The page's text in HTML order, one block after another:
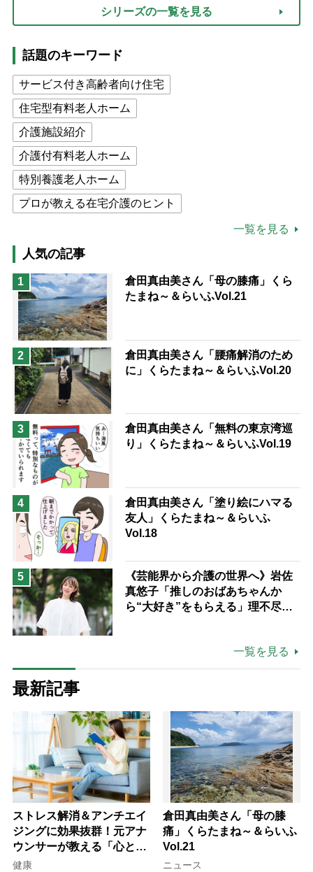
シリーズの一覧を見る
話題のキーワード
サービス付き高齢者向け住宅
住宅型有料老人ホーム
介護施設紹介
介護付有料老人ホーム
特別養護老人ホーム
プロが教える在宅介護のヒント
高木ブー
ケアマネジャー
猫が母になつきません
息子の遠距離介護サバイバル術
兄がボケました
予防法
一覧を見る
人気の記事
1
倉田真由美さん「母の膝痛」くら
たまね～＆らいふVol.21
2
倉田真由美さん「腰痛解消のため
に」くらたまね～＆らいふVol.20
3
倉田真由美さん「無料の東京湾巡
り」くらたまね～＆らいふVol.19
4
倉田真由美さん「塗り絵にハマる
友人」くらたまね～＆らいふ
Vol.18
5
《芸能界から介護の世界へ》岩佐
真悠子「推しのおばあちゃんか
ら“大好き”をもらえる」理不尽さ
一覧を見る
最新記事
ストレス解消＆アンチエイ
ジングに効果抜群！元アナ
ウンサーが教える「心と体
を元気にする音読の習慣」
健康
倉田真由美さん「母の膝
痛」くらたまね～＆らいふ
Vol.21
ニュース